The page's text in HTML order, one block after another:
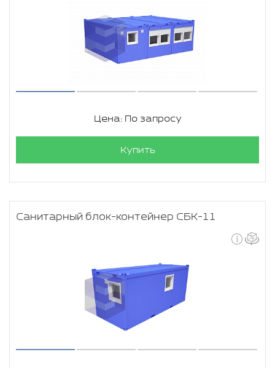
Цена: По запросу
Купить
Санитарный блок-контейнер СБК-11